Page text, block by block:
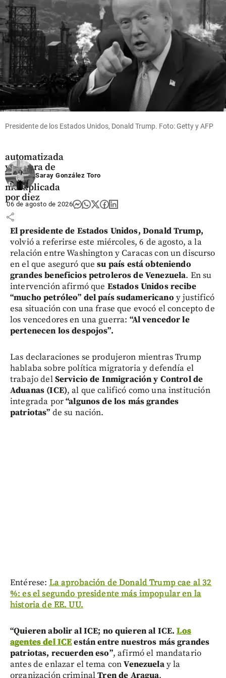
militar
share
Oriente
antioqueño
share
su estrategia
automatizada
y cartera de
crédito
multiplicada
por diez
share
Presidente de los Estados Unidos, Donald Trump. Foto: Getty y AFP
Saray González Toro
06 de agosto de 2026
El presidente de Estados Unidos, Donald Trump,
volvió a referirse este miércoles, 6 de agosto, a la
relación entre Washington y Caracas con un discurso
en el que aseguró quesu país está obteniendo
grandes beneficios petroleros de Venezuela. En su
intervención afirmó que Estados Unidos recibe
“mucho petróleo” del país sudamericano y justificó
esa situación con una frase que evocó el concepto de
los vencedores en una guerra: “Al vencedor le
pertenecen los despojos”.
Las declaraciones se produjeron mientras Trump
hablaba sobre política migratoria y defendía el
trabajo delServicio de Inmigración y Control de
Aduanas (ICE), al que calificó como una institución
integrada por“algunos de los más grandes
patriotas” de su nación.
Entérese: La aprobación de Donald Trump cae al 32
%: es el segundo presidente más impopular en la
historia de EE. UU.
“Quieren abolir al ICE; no quieren al ICE.Los
agentes del ICEestán entre nuestros más grandes
patriotas, recuerden eso”, afirmó el mandatario
antes de enlazar el tema conVenezuelay la
organización criminalTren de Aragua.